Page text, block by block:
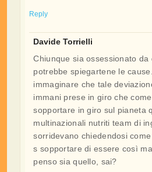
Reply
Davide Torrielli
Chiunque sia ossessionato da
potrebbe spiegartene le
immaginare che tale
immani prese in giro che
sopportare in giro sul pianeta
multinazionali nutriti team di
sorridevano chiedendosi
s sopportare di essere così
penso sia quello, sai?